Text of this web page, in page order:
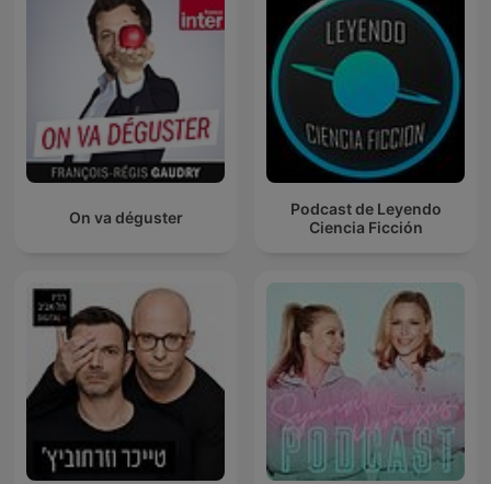
On va déguster
Podcast de Leyendo
Ciencia Ficción